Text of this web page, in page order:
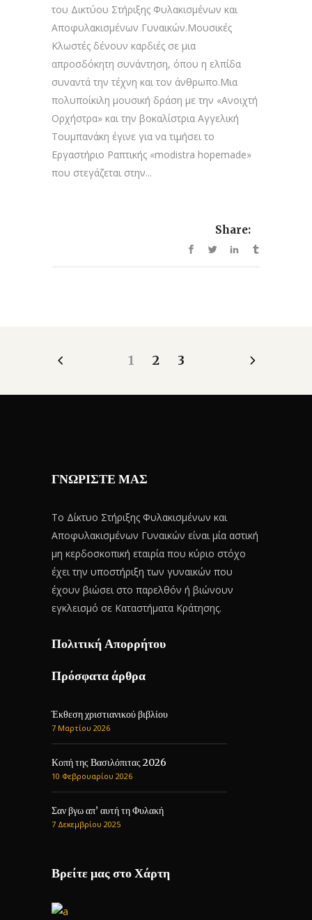
του Δικτύου Στήριξης Φυλακισμένων και
Αποφυλακισμένων Γυναικών.Μουσικές
Κλωστές δένουν καρδιές σε μια
απροσδόκητη συνάντηση, όπου η ελπίδα
συναντά την τέχνη και τον άνθρωπο.Μια
πολυποίκιλη μουσική δράση με την «Ανοιχτή
Ορχήστρα» και την βοκαλίστρια Αγγελική
Τουμπανάκη έγινε για να τιμήσει το
Εργαστήριο Ραπτικής «modistra hopemade»
που στεγάζεται στην...
Share:
1 2 3
ΓΝΩΡΙΣΤΕ ΜΑΣ
Το Δίκτυο Στήριξης Φυλακισμένων και
Αποφυλακισμένων Γυναικών είναι μία αστική
μη κερδοσκοπική εταιρία που κύριο στόχο
έχει την υποστήριξη των γυναικών που
έχουν βιώσει στο παρελθόν ή βιώνουν
εγκλεισμό σε Καταστήματα Κράτησης.
Πολιτική Απορρήτου
Πρόσφατα άρθρα
Έκθεση χριστιανικού βιβλίου
7 Μαρτίου 2026
Κοπή της Βασιλόπιτας 2026
10 Φεβρουαρίου 2026
Σαν βγω απ’ αυτή τη Φυλακή
7 Δεκεμβρίου 2025
Βρείτε μας στο Χάρτη